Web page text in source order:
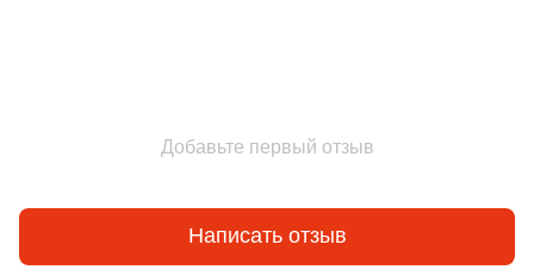
Добавьте первый отзыв
Написать отзыв